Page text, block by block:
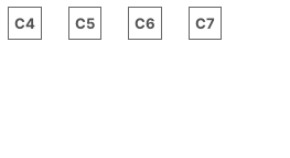
C4 C5 C6 C7